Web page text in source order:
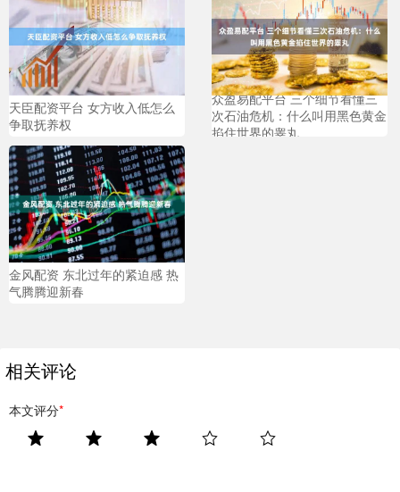
天臣配资平台 女方收入低怎么
争取抚养权
众盈易配平台 三个细节看懂三
次石油危机：什么叫用黑色黄金
掐住世界的睾丸
金风配资 东北过年的紧迫感 热
气腾腾迎新春
相关评论
本文评分*